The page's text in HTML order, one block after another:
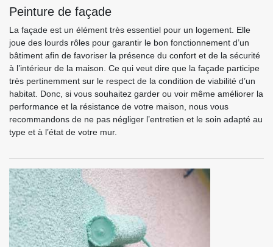
Peinture de façade
La façade est un élément très essentiel pour un logement. Elle
joue des lourds rôles pour garantir le bon fonctionnement d’un
bâtiment afin de favoriser la présence du confort et de la sécurité
à l’intérieur de la maison. Ce qui veut dire que la façade participe
très pertinemment sur le respect de la condition de viabilité d’un
habitat. Donc, si vous souhaitez garder ou voir même améliorer la
performance et la résistance de votre maison, nous vous
recommandons de ne pas négliger l’entretien et le soin adapté au
type et à l’état de votre mur.